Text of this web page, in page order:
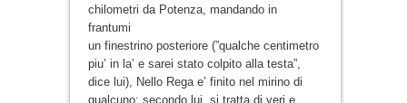
chilometri da Potenza, mandando in
frantumi
un finestrino posteriore (”qualche centimetro
piu’ in la’ e sarei stato colpito alla testa”,
dice lui), Nello Rega e’ finito nel mirino di
qualcuno: secondo lui, si tratta di veri e